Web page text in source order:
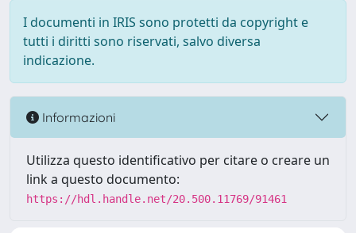
I documenti in IRIS sono protetti da copyright e
tutti i diritti sono riservati, salvo diversa
indicazione.
Informazioni
Utilizza questo identificativo per citare o creare un
link a questo documento:
https://hdl.handle.net/20.500.11769/91461